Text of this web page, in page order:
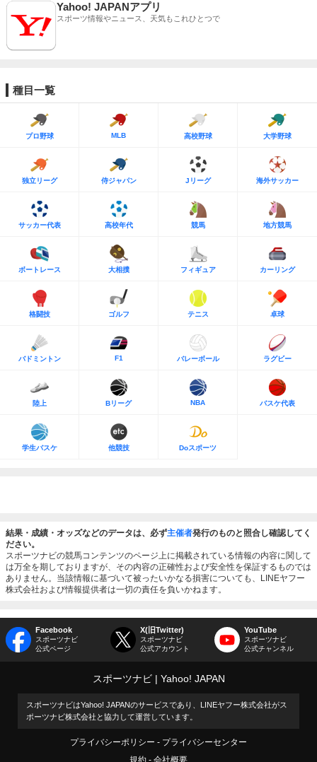
Yahoo! JAPANアプリ
スポーツ情報やニュース、天気もこれひとつで
種目一覧
プロ野球 MLB 高校野球 大学野球
独立リーグ 侍ジャパン Jリーグ 海外サッカー
サッカー代表 高校年代 競馬 地方競馬
ボートレース 大相撲 フィギュア カーリング
格闘技 ゴルフ テニス 卓球
バドミントン F1 バレーボール ラグビー
陸上 Bリーグ NBA バスケ代表
学生バスケ 他競技 Doスポーツ
結果・成績・オッズなどのデータは、必ず主催者発行のものと照合し確認してく
ださい。
スポーツナビの競馬コンテンツのページ上に掲載されている情報の内容に関して
は万全を期しておりますが、その内容の正確性および安全性を保証するものでは
ありません。当該情報に基づいて被ったいかなる損害についても、LINEヤフー
株式会社および情報提供者は一切の責任を負いかねます。
Facebook
スポーツナビ
公式ページ
X(旧Twitter)
スポーツナビ
公式アカウント
YouTube
スポーツナビ
公式チャンネル
スポーツナビ Yahoo! JAPAN
スポーツナビはYahoo! JAPANのサービスであり、LINEヤフー株式会社がス
ポーツナビ株式会社と協力して運営しています。
プライバシーポリシー
プライバシーセンター
規約
会社概要